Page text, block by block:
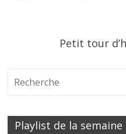
Petit tour
Playlist de la semaine